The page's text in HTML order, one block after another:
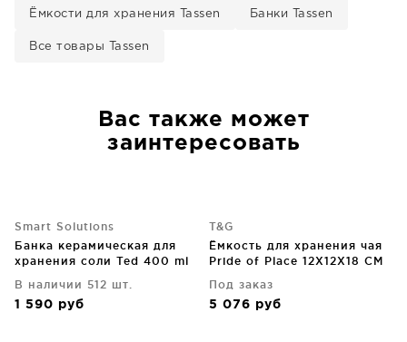
Ёмкости для хранения Tassen Банки Tassen
Все товары Tassen
Вас также может
заинтересовать
Smart Solutions
Банка керамическая для
хранения соли Ted 400 ml
В наличии 512 шт.
1 590 руб
T&G
Ёмкость для хранения чая
Pride of Place 12X12X18 CM
Под заказ
5 076 руб